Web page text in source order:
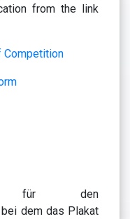
from the link
Competition
für den
dem das Plakat